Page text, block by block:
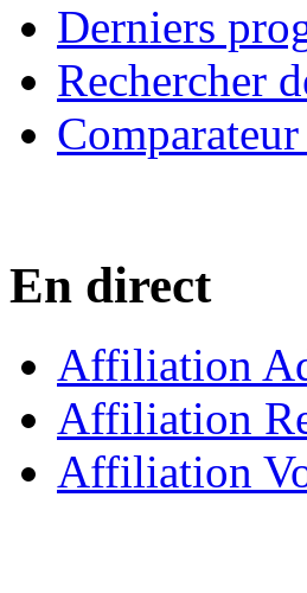
Derniers
Rechercher
En direct
Affiliation
Affiliation
Affiliation